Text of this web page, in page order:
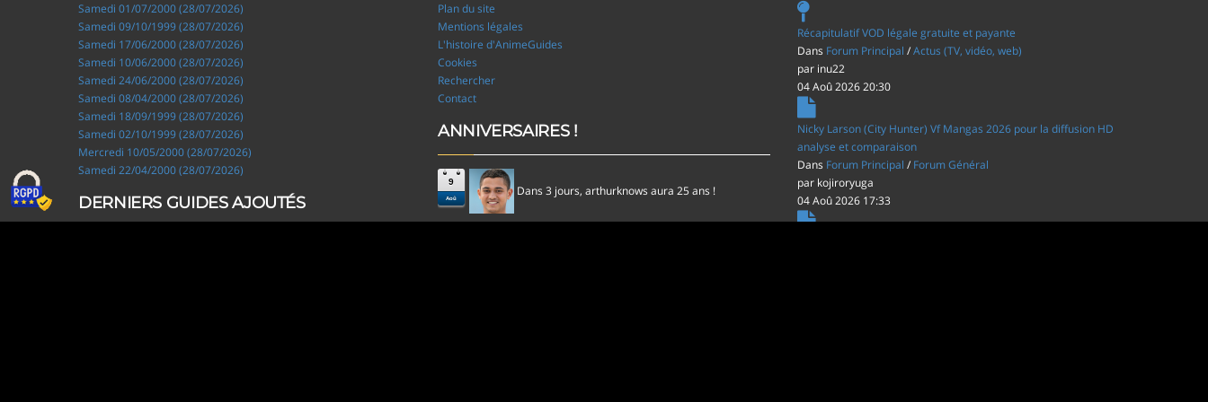
Samedi 01/07/2000 (28/07/2026)
Samedi 09/10/1999 (28/07/2026)
Samedi 17/06/2000 (28/07/2026)
Samedi 10/06/2000 (28/07/2026)
Samedi 24/06/2000 (28/07/2026)
Samedi 08/04/2000 (28/07/2026)
Samedi 18/09/1999 (28/07/2026)
Samedi 02/10/1999 (28/07/2026)
Mercredi 10/05/2000 (28/07/2026)
Samedi 22/04/2000 (28/07/2026)
DERNIERS GUIDES AJOUTÉS
Plan du site
Mentions légales
L'histoire d'AnimeGuides
Cookies
Rechercher
Contact
ANNIVERSAIRES !
9
Aoû
Dans 3 jours, arthurknows aura 25 ans !
Récapitulatif VOD légale gratuite et payante
Dans Forum Principal /Actus (TV, vidéo, web)
par inu22
04 Aoû 2026 20:30
Nicky Larson (City Hunter) Vf Mangas 2026 pour la diffusion HD
analyse et comparaison
Dans Forum Principal / Forum Général
par kojiroryuga
04 Aoû 2026 17:33